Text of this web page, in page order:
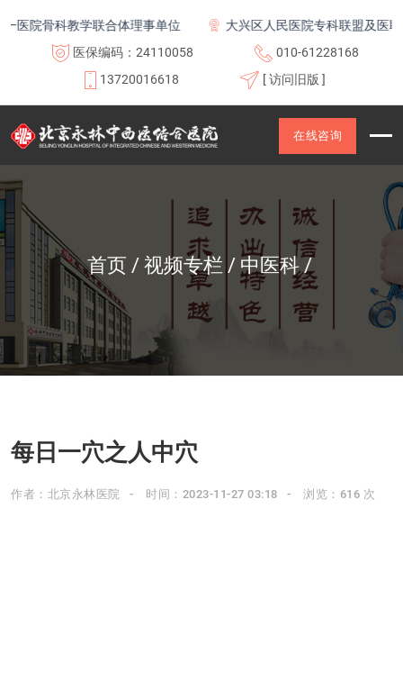
院骨科教学联合体理事单位
大兴区人民医院专科联盟及医联体
医保编码：24110058
010-61228168
13720016618
[ 访问旧版 ]
在线咨询
首页 视频专栏 中医科
每日一穴之人中穴
作者：北京永林医院 时间：2023-11-27 03:18 浏览：616 次